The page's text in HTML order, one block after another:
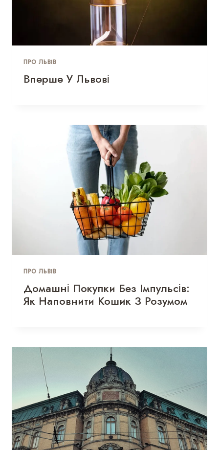
ПРО ЛЬВІВ
Вперше У Львові
ПРО ЛЬВІВ
Домашні Покупки Без Імпульсів:
Як Наповнити Кошик З Розумом